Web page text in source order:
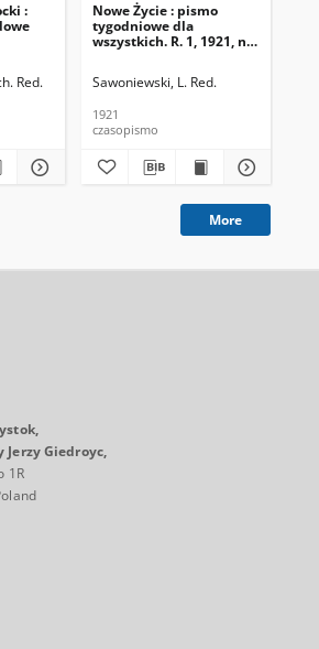
:
1
Red.
Nowe Życie : pismo
tygodniowe dla
wszystkich. R. 1, 1921, nr
Sawoniewski, L. Red.
1921
czasopismo
More
Giedroyc,
1R